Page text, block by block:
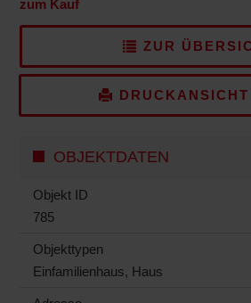
zum Kauf
ZUR
OBJEKTDATEN
Objekt ID
785
Objekttypen
Einfamilienhaus, Haus